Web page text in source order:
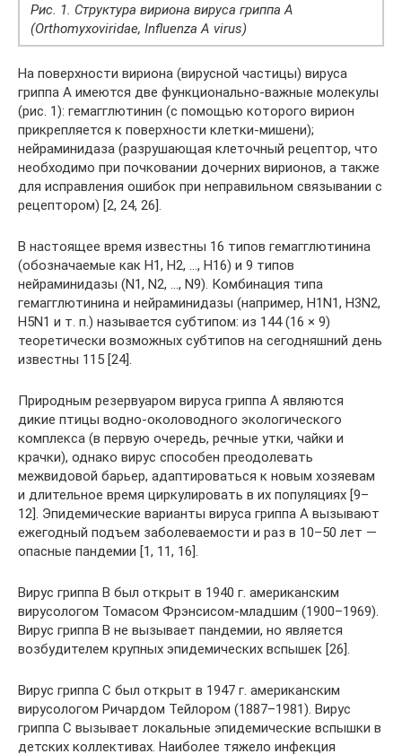
Рис. 1. Структура вириона вируса гриппа А
(Orthomyxoviridae, Influenza A virus)
На поверхности вириона (вирусной частицы) вируса
гриппа А имеются две функционально-важные молекулы
(рис. 1): гемагглютинин (с помощью которого вирион
прикрепляется к поверхности клетки-мишени);
нейраминидаза (разрушающая клеточный рецептор, что
необходимо при почковании дочерних вирионов, а также
для исправления ошибок при неправильном связывании с
рецептором) [2, 24, 26].
В настоящее время известны 16 типов гемагглютинина
(обозначаемые как Н1, Н2, …, Н16) и 9 типов
нейраминидазы (N1, N2, …, N9). Комбинация типа
гемагглютинина и нейраминидазы (например, H1N1, H3N2,
H5N1 и т. п.) называется субтипом: из 144 (16 × 9)
теоретически возможных субтипов на сегодняшний день
известны 115 [24].
Природным резервуаром вируса гриппа А являются
дикие птицы водно-околоводного экологического
комплекса (в первую очередь, речные утки, чайки и
крачки), однако вирус способен преодолевать
межвидовой барьер, адаптироваться к новым хозяевам
и длительное время циркулировать в их популяциях [9–
12]. Эпидемические варианты вируса гриппа А вызывают
ежегодный подъем заболеваемости и раз в 10–50 лет —
опасные пандемии [1, 11, 16].
Вирус гриппа В был открыт в 1940 г. американским
вирусологом Томасом Фрэнсисом-младшим (1900–1969).
Вирус гриппа В не вызывает пандемии, но является
возбудителем крупных эпидемических вспышек [26].
Вирус гриппа С был открыт в 1947 г. американским
вирусологом Ричардом Тейлором (1887–1981). Вирус
гриппа С вызывает локальные эпидемические вспышки в
детских коллективах. Наиболее тяжело инфекция